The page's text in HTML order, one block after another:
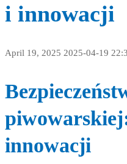
i innowacji
April 19, 2025 2025-04-19
innowacji